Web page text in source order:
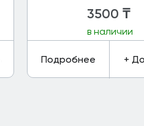
3500 ₸
в наличии
Подробнее +